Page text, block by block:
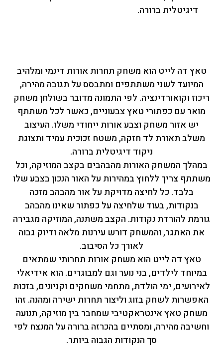
דיגיטלית ברורה.
טאץ דה לייט הוא משחק תחרות אורות דינמי ומלהיב
המיועד לשני משתתפים ומתבסס על תגובה מהירה,
ריכוז וקואורדינציה. לפי התמונה מדובר בשולחן משחק
מואר עם כפתורי טאץ צבעוניים, כאשר לכל משתתף
יש אזור משחק וצבע אורות ייחודי משלו. העיצוב
משלב תאורת לד חזקה, משטח זכוכית עמיד ותצוגת
ניקוד דיגיטלית ברורה.
במהלך המשחק האורות מהבהבים בקצב המוזיקה, וכל
משתתף צריך ללחוץ במהירות על האור הנכון בצבע שלו
בלבד. כל לחיצה מדויקת על אור מהבהב מזכה
בנקודות, בעוד שלחיצה על כפתור שאינו מהבהב
גורמת להורדת נקודות. הקצב משתנה, המוזיקה מגבירה
את האתגר, והמשחק דורש עירנות מלאה ודיוק גבוה
לאורך כל הסיבוב.
טאץ דה לייט הוא משחק אורות תחרותי שמתאים
במיוחד לילדים, בני נוער וגם למבוגרים. הוא אידיאלי
לאירועים, ימי הולדת, מתחמי משחקים וקניונים, בזכות
האפשרות לשחק בזוג וליצור תחרות ישירה ומהנה. זהו
משחק טאץ אינטראקטיבי שמחבר בין מוזיקה, תנועה
וחשיבה מהירה, ומסתיים בהכרזה ברורה על המנצח לפי
סך הנקודות הגבוה ביותר.